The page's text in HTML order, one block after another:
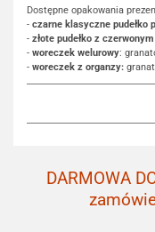
Dostępne opakowania
- czarne klasyczne pudełko
- złote pudełko z
- woreczek welurowy:
- woreczek z organzy:
DARMOWA